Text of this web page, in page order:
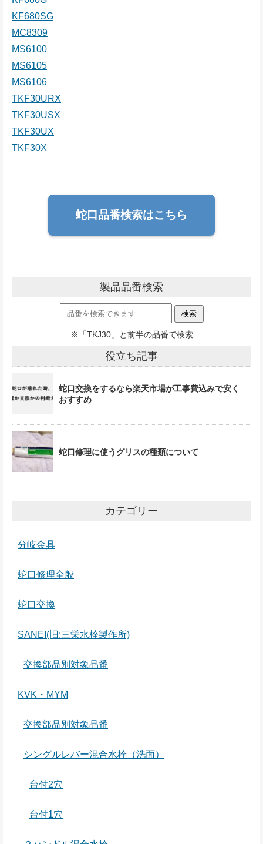
KF680SG
MC8309
MS6100
MS6105
MS6106
TKF30URX
TKF30USX
TKF30UX
TKF30X
蛇口品番検索はこちら
製品品番検索
※「TKJ30」と前半の品番で検索
役立ち記事
蛇口交換をするなら楽天市場が工事費込みで安く
おすすめ
蛇口修理に使うグリスの種類について
カテゴリー
分岐金具
蛇口修理全般
蛇口交換
SANEI(旧:三栄水栓製作所)
交換部品別対象品番
KVK・MYM
交換部品別対象品番
シングルレバー混合水栓（洗面）
台付2穴
台付1穴